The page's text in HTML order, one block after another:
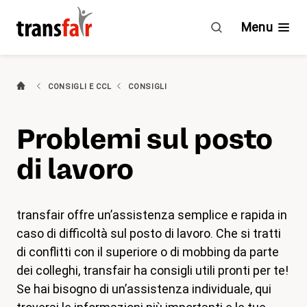
di
Attualità
Agenda
Categorie
Impegno
Chi è transfair?
Vantaggi
Menu
CONSIGLI E CCL CONSIGLI
Problemi sul posto
di lavoro
transfair offre un’assistenza semplice e rapida in
caso di difficoltà sul posto di lavoro. Che si tratti
di conflitti con il superiore o di mobbing da parte
dei colleghi, transfair ha consigli utili pronti per te!
Se hai bisogno di un’assistenza individuale, qui